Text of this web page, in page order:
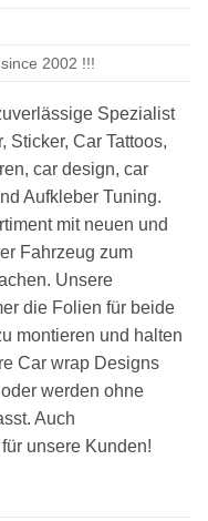
2002 !!!
Spezialist
Sticker, Car Tattoos,
car design, car
Aufkleber Tuning.
mit neuen und
Fahrzeug zum
Unsere
die Folien für beide
montieren und halten
Car wrap Designs
werden ohne
Auch
unsere Kunden!